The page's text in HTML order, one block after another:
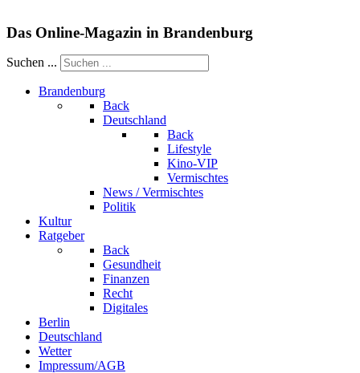
Das Online-Magazin in Brandenburg
Suchen ...
Brandenburg
Back
Deutschland
Back
Lifestyle
Kino-VIP
Vermischtes
News / Vermischtes
Politik
Kultur
Ratgeber
Back
Gesundheit
Finanzen
Recht
Digitales
Berlin
Deutschland
Wetter
Impressum/AGB